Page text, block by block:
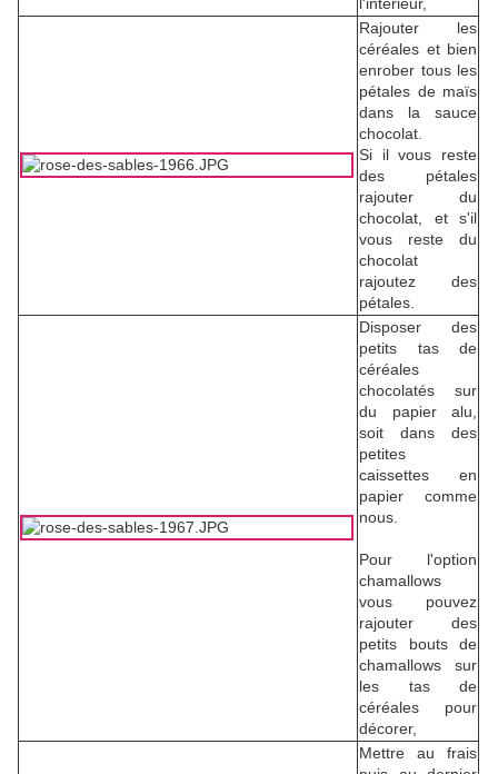
Rajouter les
céréales et bien
enrober tous les
pétales de maïs
dans la sauce
chocolat.
Si il vous reste
des pétales
rajouter du
chocolat, et s'il
vous reste du
chocolat
rajoutez des
pétales.
Disposer des
petits tas de
céréales
chocolatés sur
du papier alu,
soit dans des
petites
caissettes en
papier comme
nous.
Pour l'option
chamallows
vous pouvez
rajouter des
petits bouts de
chamallows sur
les tas de
céréales pour
décorer,
Mettre au frais